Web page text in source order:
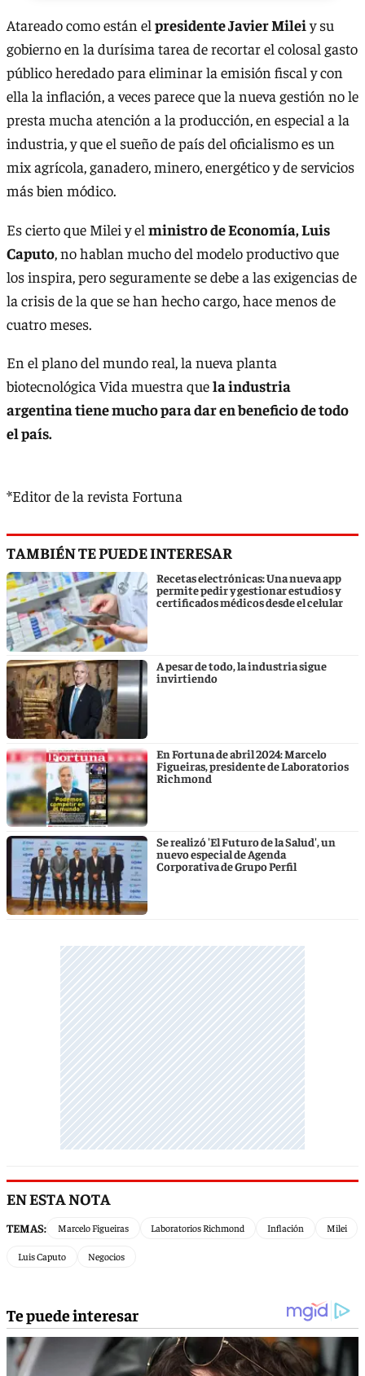
Atareado como están el presidente Javier Mileiy su
gobierno en la durísima tarea de recortar el colosal gasto
público heredado para eliminar la emisión fiscal y con
ella la inflación, a veces parece que la nueva gestión no le
presta mucha atención a la producción, en especial a la
industria, y que el sueño de país del oficialismo es un
mix agrícola, ganadero, minero, energético y de servicios
más bien módico.
Es cierto que Milei y el ministro de Economía, Luis
Caputo , no hablan mucho del modelo productivo que
los inspira, pero seguramente se debe a las exigencias de
la crisis de la que se han hecho cargo, hace menos de
cuatro meses.
En el plano del mundo real, la nueva planta
biotecnológica Vida muestra quela industria
argentina tiene mucho para dar en beneficio de todo
el país.
*Editor de la revista Fortuna
TAMBIÉN TE PUEDE INTERESAR
Recetas electrónicas: Una nueva app
permite pedir y gestionar estudios y
certificados médicos desde el celular
A pesar de todo, la industria sigue
invirtiendo
En Fortuna de abril 2024: Marcelo
Figueiras, presidente de Laboratorios
Richmond
Se realizó 'El Futuro de la Salud', un
nuevo especial de Agenda
Corporativa de Grupo Perfil
EN ESTA NOTA
TEMAS: Marcelo Figueiras Laboratorios Richmond Inflación Milei
Luis Caputo Negocios